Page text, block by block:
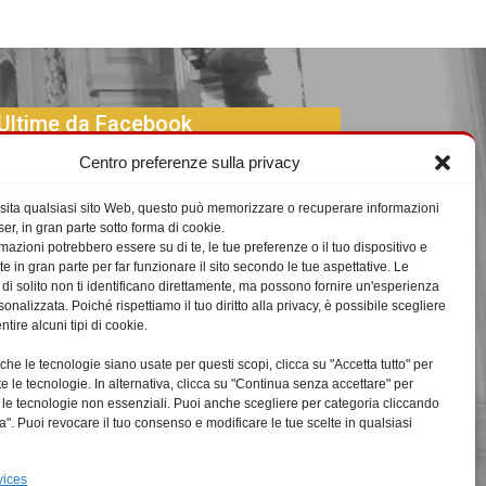
Centro preferenze sulla privacy
qualsiasi sito Web, questo può memorizzare o recuperare informazioni
in gran parte sotto forma di cookie.
potrebbero essere su di te, le tue preferenze o il tuo dispositivo e
in gran parte per far funzionare il sito secondo le tue aspettative. Le
solito non ti identificano direttamente, ma possono fornire un'esperienza
Poiché rispettiamo il tuo diritto alla privacy, è possibile scegliere
alcuni tipi di cookie.
le tecnologie siano usate per questi scopi, clicca su "Accetta tutto" per
le tecnologie. In alternativa, clicca su "Continua senza accettare" per
le tecnologie non essenziali. Puoi anche scegliere per categoria cliccando
Puoi revocare il tuo consenso e modificare le tue scelte in qualsiasi
da Facebook
Click su 'Sono Consapevole' per abilitare
Facebook
Privacy e Cookies